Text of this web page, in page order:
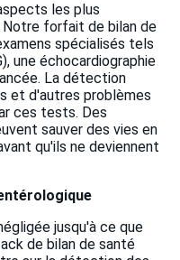
les plus
forfait de bilan de
spécialisés tels
une échocardiographie
La détection
et d'autres problèmes
ces tests. Des
sauver des vies en
qu'ils ne deviennent
jusqu'à ce que
de bilan de santé